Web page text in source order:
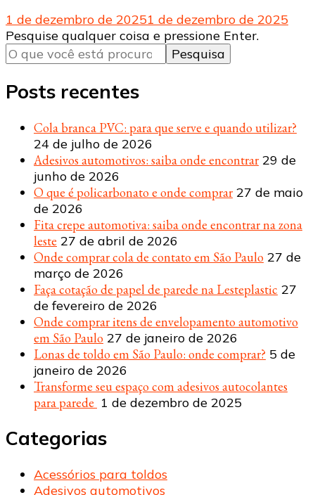
1 de dezembro de 20251 de dezembro de 2025
Procurando
algo?
Pesquise qualquer coisa e pressione Enter.
Posts recentes
Cola branca PVC: para que serve e quando utilizar?
24 de julho de 2026
Adesivos automotivos: saiba onde encontrar 29 de
junho de 2026
O que é policarbonato e onde comprar 27 de maio
de 2026
Fita crepe automotiva: saiba onde encontrar na zona
leste 27 de abril de 2026
Onde comprar cola de contato em São Paulo 27 de
março de 2026
Faça cotação de papel de parede na Lesteplastic 27
de fevereiro de 2026
Onde comprar itens de envelopamento automotivo
em São Paulo 27 de janeiro de 2026
Lonas de toldo em São Paulo: onde comprar? 5 de
janeiro de 2026
Transforme seu espaço com adesivos autocolantes
para parede 1 de dezembro de 2025
Categorias
Acessórios para toldos
Adesivos automotivos